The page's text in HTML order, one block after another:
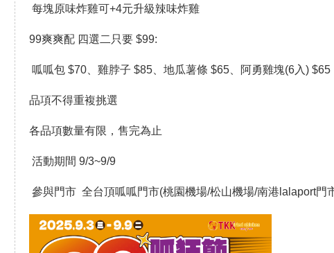
每塊原味炸雞可+4元升級辣味炸雞
99爽爽配 四選二只要 $99:
呱呱包 $70、雞脖子 $85、地瓜薯條 $65、阿勇雞塊(6入) $65
品項不得重複挑選
各品項數量有限，售完為止
活動期間 9/3~9/9
參與門市 全台頂呱呱門市(桃園機場/松山機場/南港lalaport門